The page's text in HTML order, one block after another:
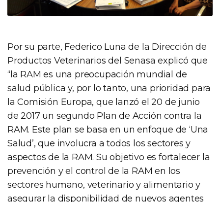
Por su parte, Federico Luna de la Dirección de
Productos Veterinarios del Senasa explicó que
“la RAM es una preocupación mundial de
salud pública y, por lo tanto, una prioridad para
la Comisión Europa, que lanzó el 20 de junio
de 2017 un segundo Plan de Acción contra la
RAM. Este plan se basa en un enfoque de ‘Una
Salud’, que involucra a todos los sectores y
aspectos de la RAM. Su objetivo es fortalecer la
prevención y el control de la RAM en los
sectores humano, veterinario y alimentario y
asegurar la disponibilidad de nuevos agentes